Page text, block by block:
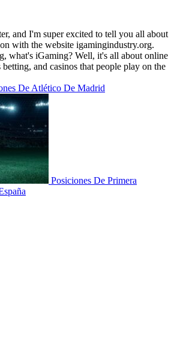
and I'm super excited to tell you all about
with the website igamingindustry.org.
what's iGaming? Well, it's all about online
betting, and casinos that people play on the
De Atlético De Madrid
Posiciones De Primera